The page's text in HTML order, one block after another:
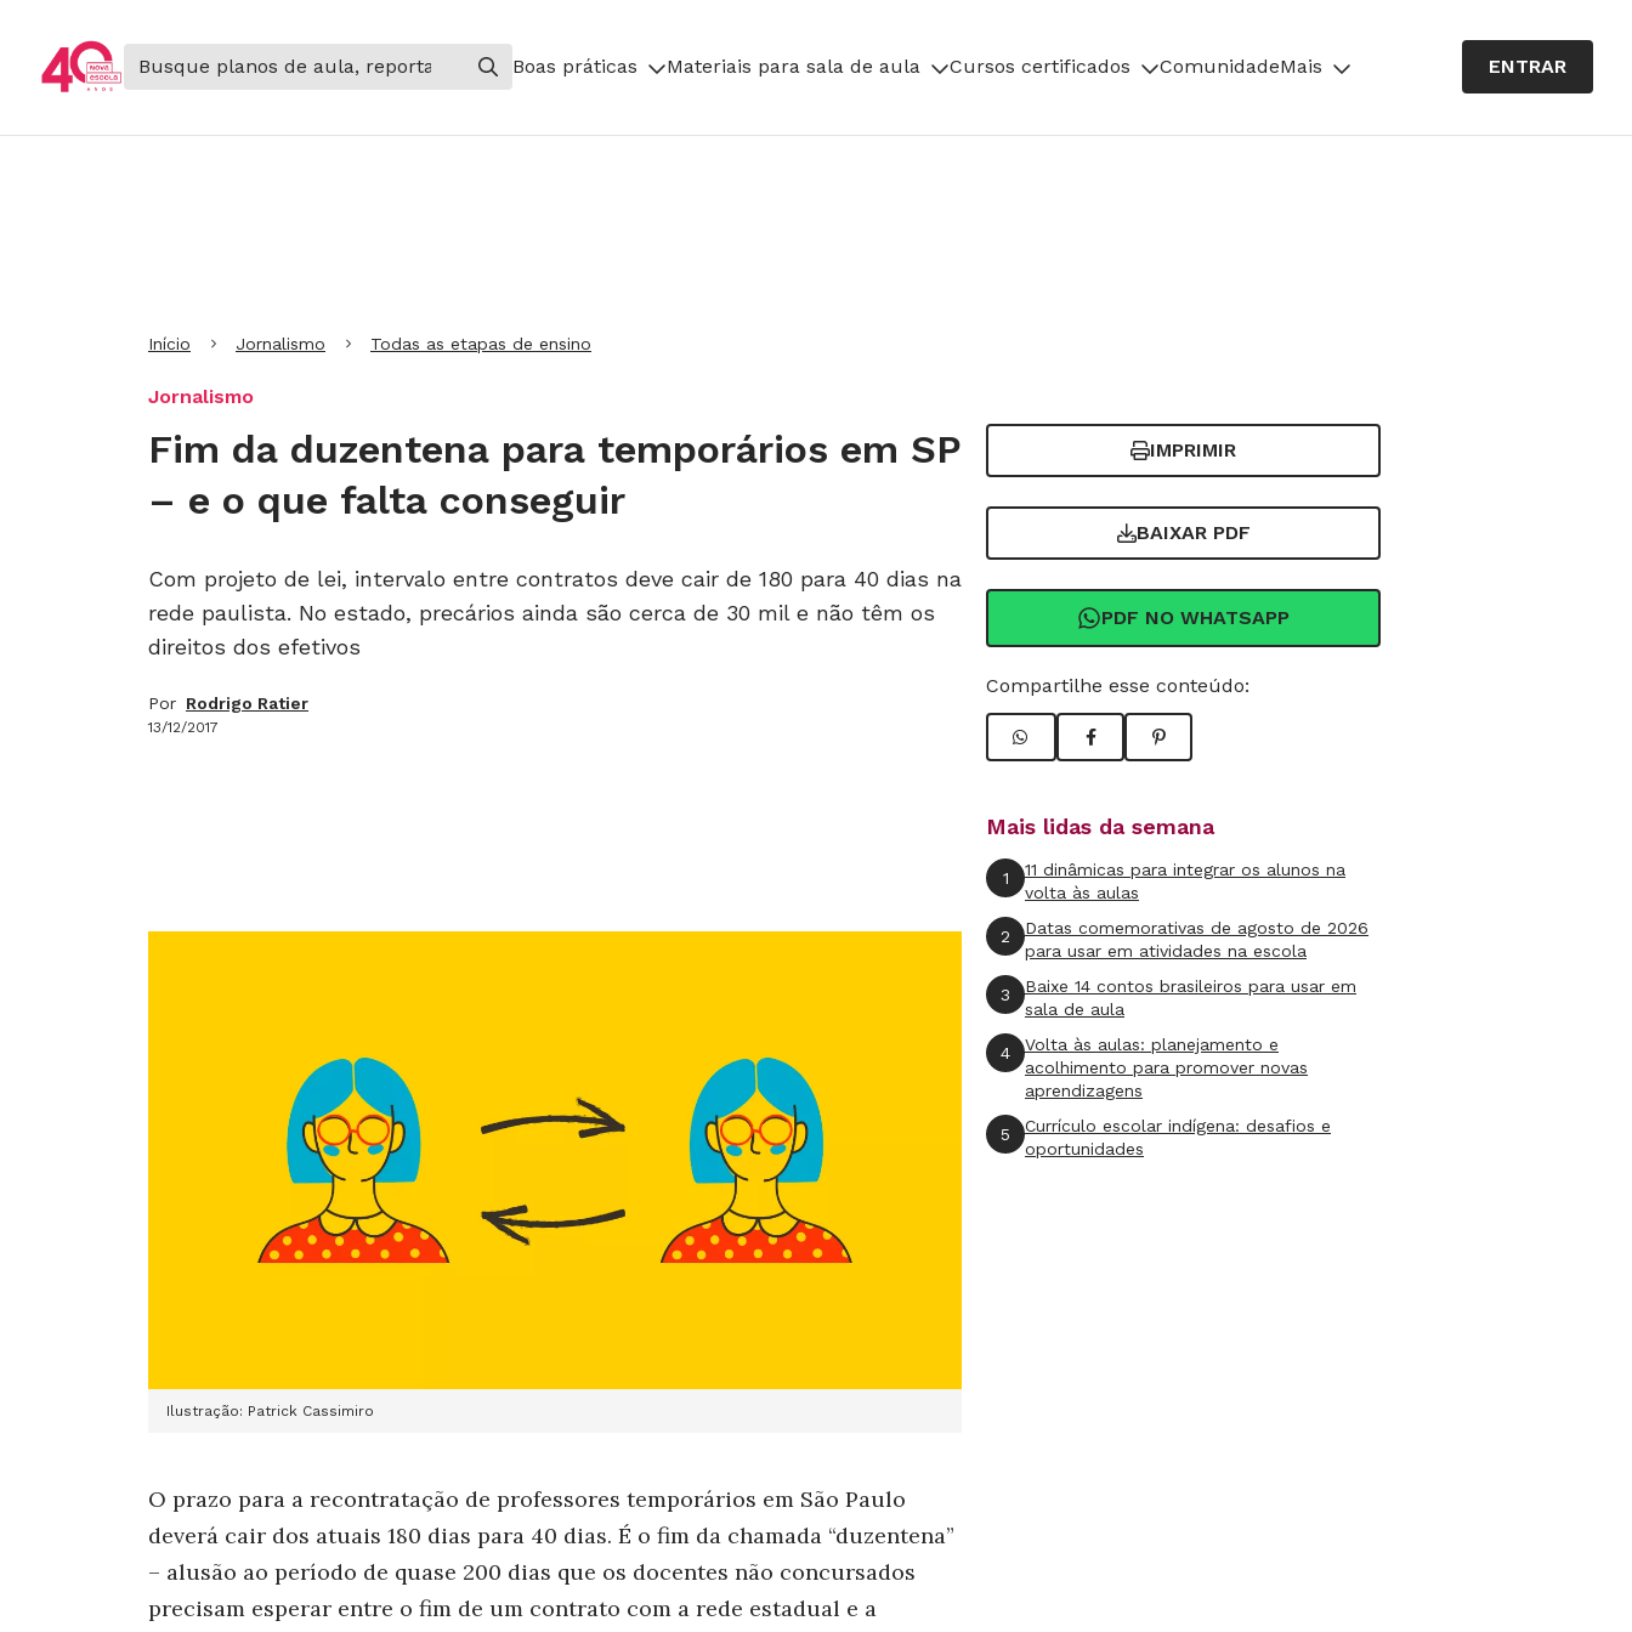
Boas práticas Materiais para sala de aula Cursos certificados ComunidadeMais ENTRAR
Início Jornalismo Todas as etapas de ensino
Jornalismo
Fim da duzentena para temporários em SP
– e o que falta conseguir
Com projeto de lei, intervalo entre contratos deve cair de 180 para 40 dias na
rede paulista. No estado, precários ainda são cerca de 30 mil e não têm os
direitos dos efetivos
Por Rodrigo Ratier
13/12/2017
IMPRIMIR
BAIXAR PDF
PDF NO WHATSAPP
Compartilhe esse conteúdo:
Ilustração: Patrick Cassimiro
O prazo para a recontratação de professores temporários em São Paulo
deverá cair dos atuais 180 dias para 40 dias. É o fim da chamada “duzentena”
– alusão ao período de quase 200 dias que os docentes não concursados
precisam esperar entre o fim de um contrato com a rede estadual e a
Mais lidas da semana
1
11 dinâmicas para integrar os alunos na
volta às aulas
2
Datas comemorativas de agosto de 2026
para usar em atividades na escola
3
Baixe 14 contos brasileiros para usar em
sala de aula
4
Volta às aulas: planejamento e
acolhimento para promover novas
aprendizagens
5
Currículo escolar indígena: desafios e
oportunidades